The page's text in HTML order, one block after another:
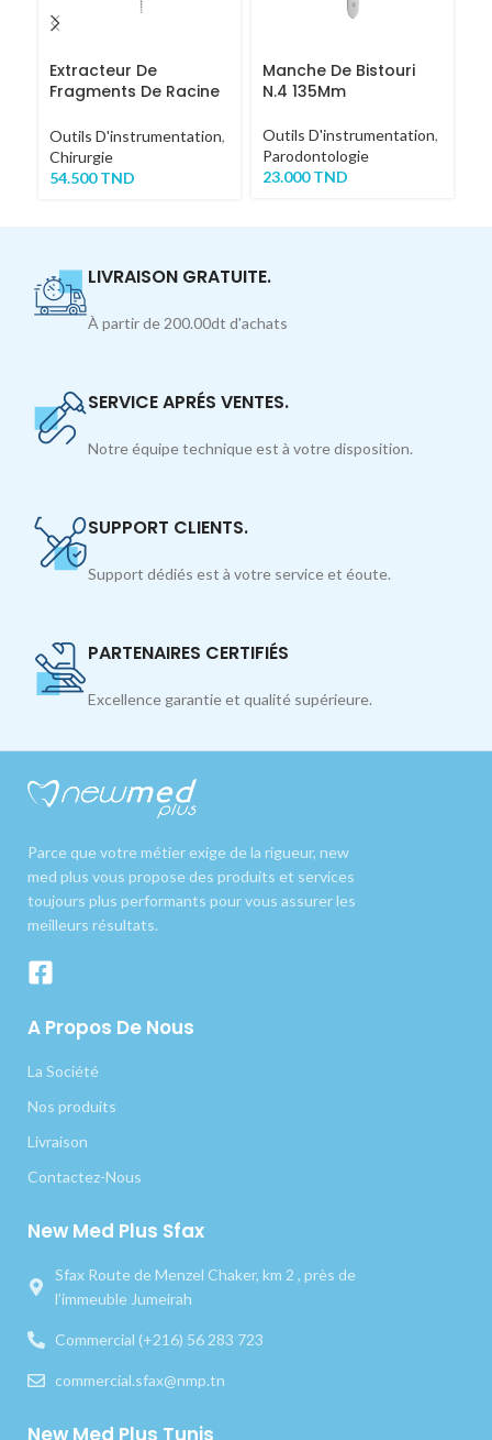
Extracteur De
Fragments De Racine
Outils D'instrumentation,
Chirurgie
54.500TND
Manche De Bistouri
N.4 135Mm
Outils D'instrumentation,
Parodontologie
23.000TND
LIVRAISON GRATUITE.
À partir de 200.00dt d'achats
SERVICE APRÉS VENTES.
Notre équipe technique est à votre disposition.
SUPPORT CLIENTS.
Support dédiés est à votre service et éoute.
PARTENAIRES CERTIFIÉS
Excellence garantie et qualité supérieure.
Parce que votre métier exige de la rigueur, new
med plus vous propose des produits et services
toujours plus performants pour vous assurer les
meilleurs résultats.
A Propos De Nous
La Société
Nos produits
Livraison
Contactez-Nous
New Med Plus Sfax
Sfax Route de Menzel Chaker, km 2 , près de
l’immeuble Jumeirah
Commercial (+216) 56 283 723
commercial.sfax@nmp.tn